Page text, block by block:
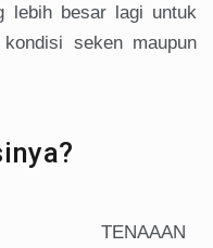
lebih besar lagi untuk
seken maupun
TENAAAN